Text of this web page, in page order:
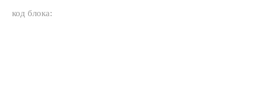
код блока: